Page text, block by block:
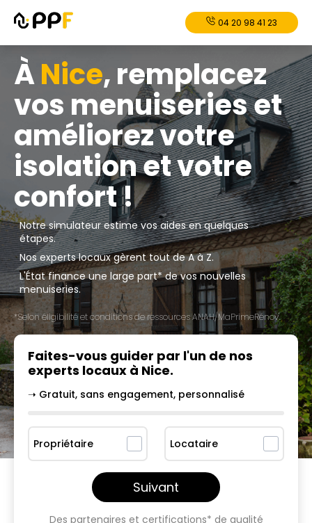
04 20 98 41 23
ÀNice, remplacez
vos menuiseries et
améliorez votre
isolation et votre
confort !
Notre simulateur estime vos aides en quelques
étapes.
Nos experts locaux gèrent tout de A à Z.
L'État finance une large part* de vos nouvelles
menuiseries.
*Selon éligibilité et conditions de ressources ANAH/MaPrimeRénov'.
Faites-vous guider par l'un de nos
experts locaux à Nice.
➝ Gratuit, sans engagement, personnalisé
Propriétaire Locataire
Suivant
Des partenaires et certifications* de qualité